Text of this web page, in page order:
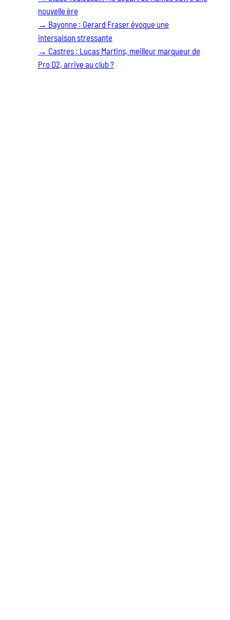
nouvelle ère
→ Bayonne : Gerard Fraser évoque une
intersaison stressante
→ Castres : Lucas Martins, meilleur marqueur de
Pro D2, arrive au club ?